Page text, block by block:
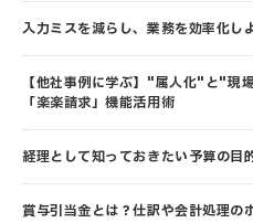
入力ミスを減らし、業務を効率化し
【他社事例に学ぶ】"属人化"と"現
「楽楽請求」機能活用術
経理として知っておきたい予算の目
賞与引当金とは？仕訳や会計処理の